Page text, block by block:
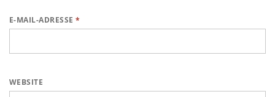
E-MAIL-ADRESSE*
WEBSITE